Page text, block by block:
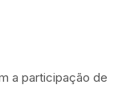
a participação de